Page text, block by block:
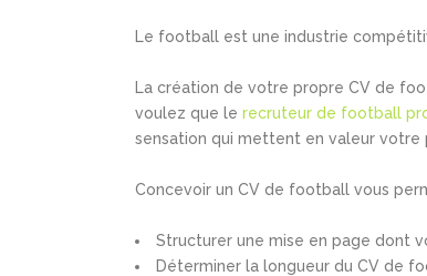
Le football est une industrie
La création de votre propre CV de
voulez que le recruteur de football
sensation qui mettent en valeur votre
Concevoir un CV de football vous
Structurer une mise en page dont
Déterminer la longueur du CV de